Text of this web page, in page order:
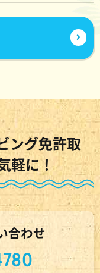
ング免許取
軽に！
合わせ